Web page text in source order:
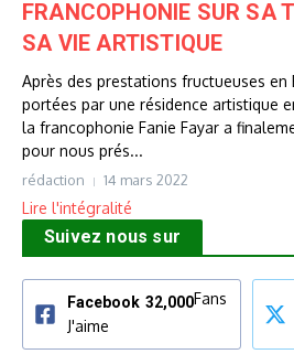
FRANCOPHONIE SUR SA
SA VIE ARTISTIQUE
Après des prestations fructueuses en
portées par une résidence artistique
la francophonie Fanie Fayar a
pour nous prés...
rédaction 14 mars 2022
Lire l'intégralité
Suivez nous sur
Facebook 32,000Fans
J'aime